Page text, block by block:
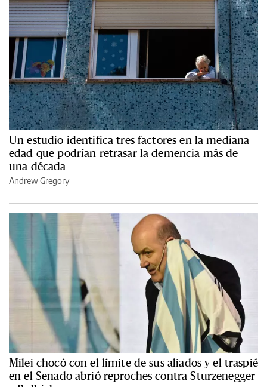
Un estudio identifica tres factores en la mediana
edad que podrían retrasar la demencia más de
una década
Andrew Gregory
Milei chocó con el límite de sus aliados y el traspié
en el Senado abrió reproches contra Sturzenegger